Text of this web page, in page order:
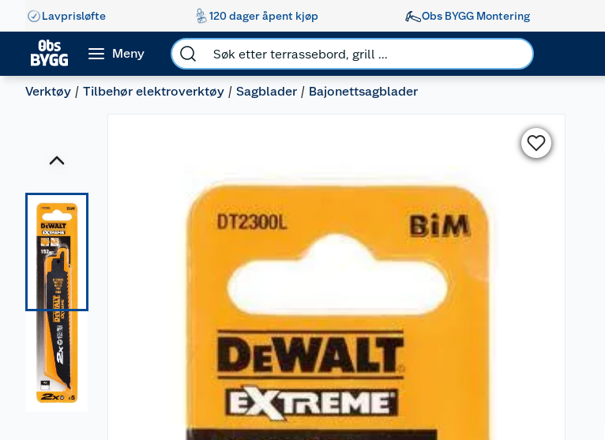
Lavprisløfte 120 dager åpent kjøp Obs BYGG Montering
Meny
Verktøy Tilbehør elektroverktøy Sagblader Bajonettsagblader